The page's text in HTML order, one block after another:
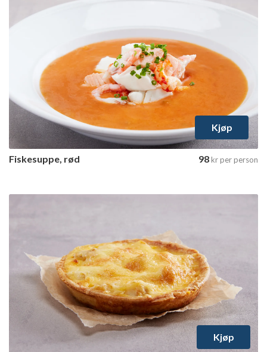
Kjøp
Fiskesuppe, rød
1 tilgjengelig variant
Velg varianter
Fiskesuppe, rød 98krper person
Kjøp